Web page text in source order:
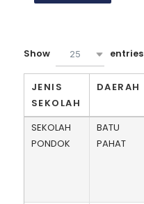
Show 25 entries
JENIS
SEKOLAH
DAERAH
SEKOLAH
PONDOK
BATU
PAHAT